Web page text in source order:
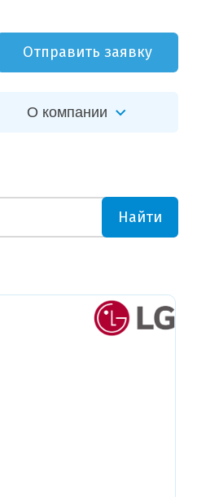
Отправить заявку
О компании
Найти